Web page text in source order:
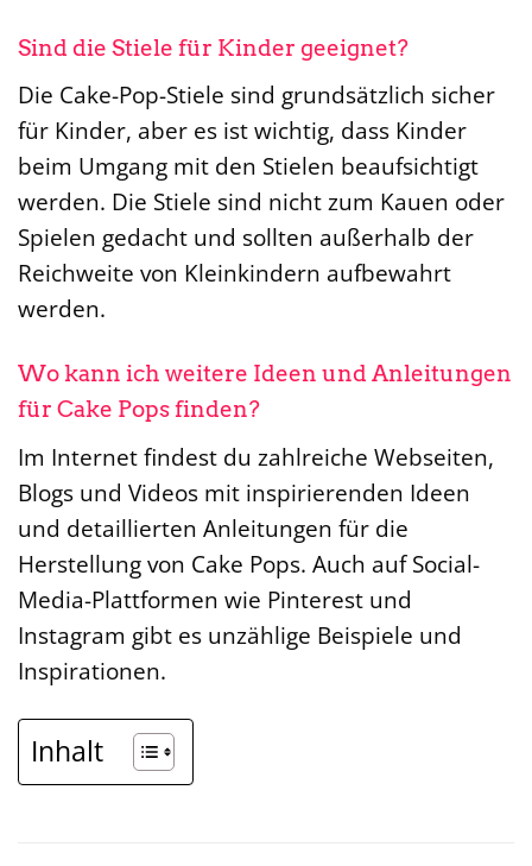
Sind die Stiele für Kinder geeignet?
Die Cake-Pop-Stiele sind grundsätzlich sicher
für Kinder, aber es ist wichtig, dass Kinder
beim Umgang mit den Stielen beaufsichtigt
werden. Die Stiele sind nicht zum Kauen oder
Spielen gedacht und sollten außerhalb der
Reichweite von Kleinkindern aufbewahrt
werden.
Wo kann ich weitere Ideen und Anleitungen
für Cake Pops finden?
Im Internet findest du zahlreiche Webseiten,
Blogs und Videos mit inspirierenden Ideen
und detaillierten Anleitungen für die
Herstellung von Cake Pops. Auch auf Social-
Media-Plattformen wie Pinterest und
Instagram gibt es unzählige Beispiele und
Inspirationen.
Inhalt